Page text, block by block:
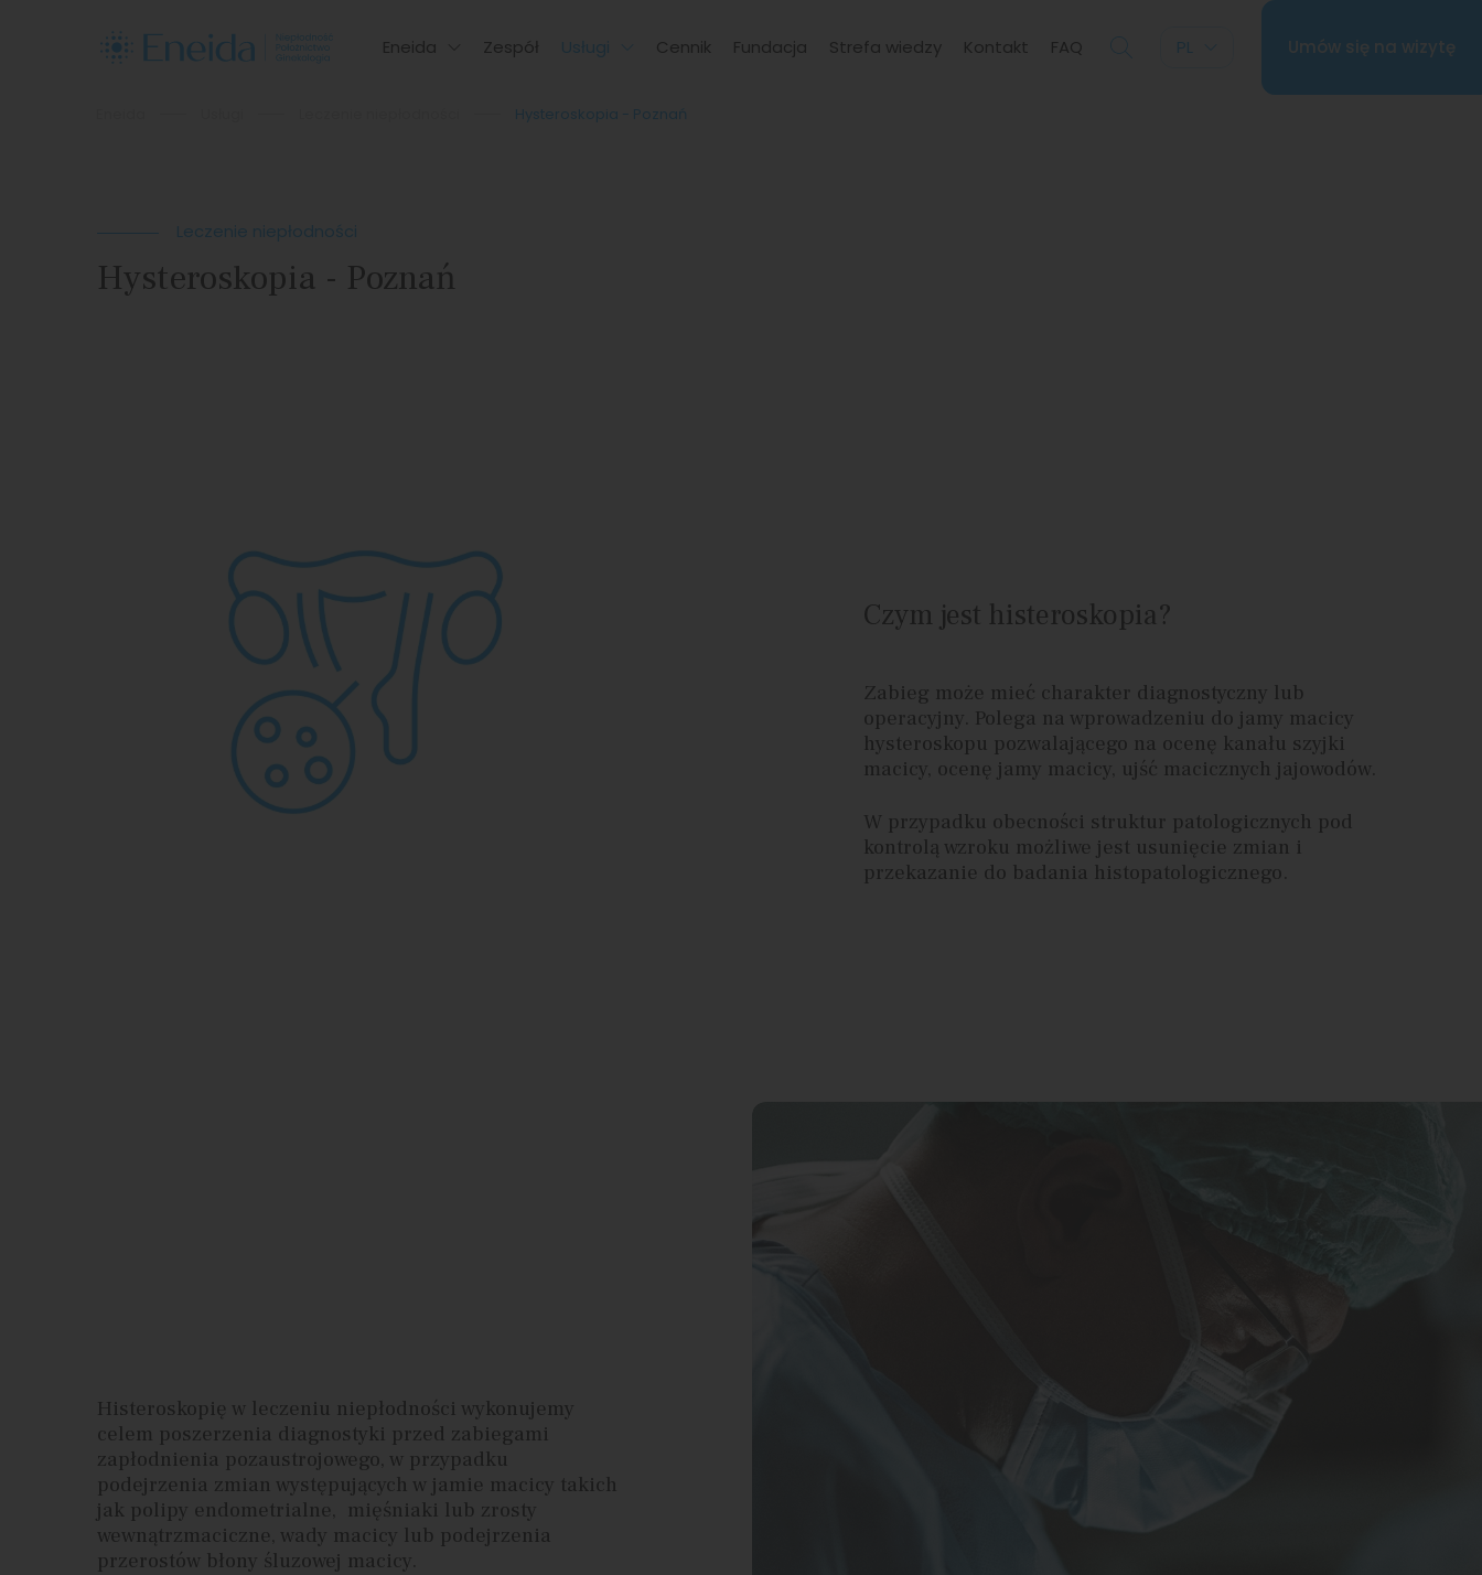
Eneida Zespół Usługi Cennik Fundacja Strefa wiedzy Kontakt FAQ PL Umów się na wizytę
Hysteroskopia - Poznań
Leczenie niepłodności
Hysteroskopia - Poznań
Czym jest histeroskopia?
Zabieg może mieć charakter diagnostyczny lub
operacyjny. Polega na wprowadzeniu do jamy macicy
hysteroskopu pozwalającego na ocenę kanału szyjki
macicy, ocenę jamy macicy, ujść macicznych jajowodów.
W przypadku obecności struktur patologicznych pod
kontrolą wzroku możliwe jest usunięcie zmian i
przekazanie do badania histopatologicznego.
Histeroskopię w leczeniu niepłodności wykonujemy
celem poszerzenia diagnostyki przed zabiegami
zapłodnienia pozaustrojowego, w przypadku
podejrzenia zmian występujących w jamie macicy takich
jak polipy endometrialne, mięśniaki lub zrosty
wewnątrzmaciczne, wady macicy lub podejrzenia
przerostów błony śluzowej macicy.